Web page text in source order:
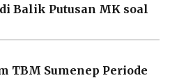
Balik Putusan MK soal
TBM Sumenep Periode